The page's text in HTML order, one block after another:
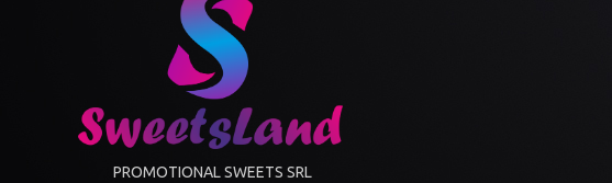
PROMOTIONAL SWEETS SRL